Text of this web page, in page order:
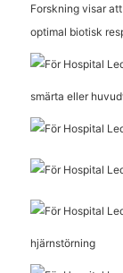
Forskning visar
optimal biotisk
smärta eller
hjärnstörning